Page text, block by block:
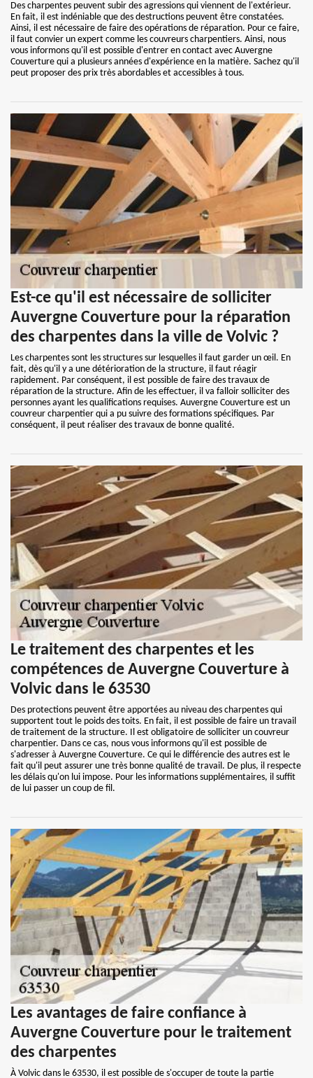
Des charpentes peuvent subir des agressions qui viennent de l'extérieur.
En fait, il est indéniable que des destructions peuvent être constatées.
Ainsi, il est nécessaire de faire des opérations de réparation. Pour ce faire,
il faut convier un expert comme les couvreurs charpentiers. Ainsi, nous
vous informons qu'il est possible d'entrer en contact avec Auvergne
Couverture qui a plusieurs années d'expérience en la matière. Sachez qu'il
peut proposer des prix très abordables et accessibles à tous.
Est-ce qu'il est nécessaire de solliciter
Auvergne Couverture pour la réparation
des charpentes dans la ville de Volvic ?
Les charpentes sont les structures sur lesquelles il faut garder un œil. En
fait, dès qu'il y a une détérioration de la structure, il faut réagir
rapidement. Par conséquent, il est possible de faire des travaux de
réparation de la structure. Afin de les effectuer, il va falloir solliciter des
personnes ayant les qualifications requises. Auvergne Couverture est un
couvreur charpentier qui a pu suivre des formations spécifiques. Par
conséquent, il peut réaliser des travaux de bonne qualité.
Le traitement des charpentes et les
compétences de Auvergne Couverture à
Volvic dans le 63530
Des protections peuvent être apportées au niveau des charpentes qui
supportent tout le poids des toits. En fait, il est possible de faire un travail
de traitement de la structure. Il est obligatoire de solliciter un couvreur
charpentier. Dans ce cas, nous vous informons qu'il est possible de
s'adresser à Auvergne Couverture. Ce qui le différencie des autres est le
fait qu'il peut assurer une très bonne qualité de travail. De plus, il respecte
les délais qu'on lui impose. Pour les informations supplémentaires, il suffit
de lui passer un coup de fil.
Les avantages de faire confiance à
Auvergne Couverture pour le traitement
des charpentes
À Volvic dans le 63530, il est possible de s'occuper de toute la partie